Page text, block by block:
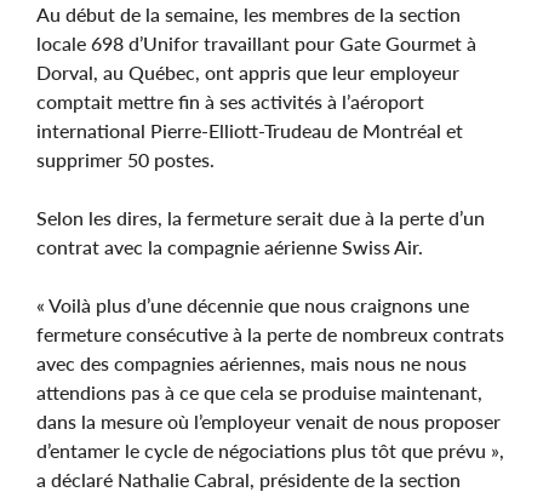
Au début de la semaine, les membres de la section
locale 698 d’Unifor travaillant pour Gate Gourmet à
Dorval, au Québec, ont appris que leur employeur
comptait mettre fin à ses activités à l’aéroport
international Pierre-Elliott-Trudeau de Montréal et
supprimer 50 postes.
Selon les dires, la fermeture serait due à la perte d’un
contrat avec la compagnie aérienne Swiss Air.
« Voilà plus d’une décennie que nous craignons une
fermeture consécutive à la perte de nombreux contrats
avec des compagnies aériennes, mais nous ne nous
attendions pas à ce que cela se produise maintenant,
dans la mesure où l’employeur venait de nous proposer
d’entamer le cycle de négociations plus tôt que prévu »,
a déclaré Nathalie Cabral, présidente de la section